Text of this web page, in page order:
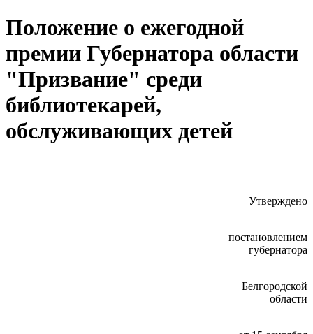
Положение о ежегодной
премии Губернатора области
"Призвание" среди
библиотекарей,
обслуживающих детей
Утверждено
постановлением
губернатора
Белгородской
области